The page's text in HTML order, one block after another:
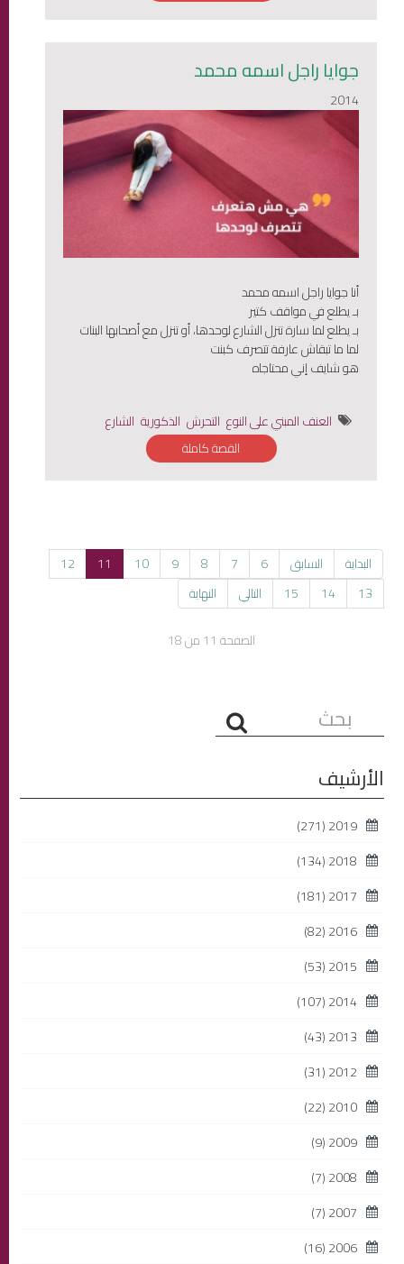
جوايا راجل اسمه محمد
2014
أنا جوايا راجل اسمه محمد
بـ يطلع في مواقف كتير
بـ يطلع لما سارة تنزل الشارع لوحدها، أو تنزل مع أصحابها البنات
لما ما تبقاش عارفة تتصرف كبنت
هو شايف إني محتاجاه
العنف المبني على النوع التحرش الذكورية الشارع
القصة كاملة
البداية السابق 6
7
8
9
10
11
12
13
14
15 التالي
النهاية
الصفحة 11 من 18
البحث...
الأرشيف
2019
(271)
2018
(134)
2017
(181)
2016
(82)
2015
(53)
2014
(107)
2013
(43)
2012
(31)
2010
(22)
2009
(9)
2008
(7)
2007
(7)
2006
(16)